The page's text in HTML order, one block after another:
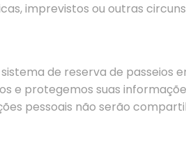
imprevistos ou outras
sistema de reserva de
e protegemos suas
pessoais não serão